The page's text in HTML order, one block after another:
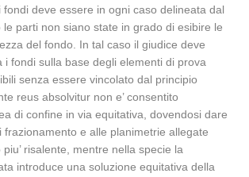
deve essere in ogni caso delineata dal
parti non siano state in grado di esibire le
del fondo. In tal caso il giudice deve
i fondi sulla base degli elementi di prova
senza essere vincolato dal principio
reus absolvitur non e’ consentito
di confine in via equitativa, dovendosi dare
frazionamento e alle planimetrie allegate
piu’ risalente, mentre nella specie la
introduce una soluzione equitativa della